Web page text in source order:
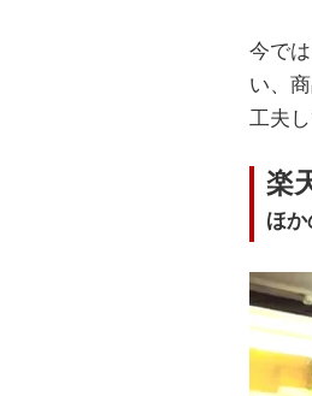
今で
い、
工夫
楽
ほ